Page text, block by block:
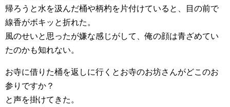
帰ろうと水を汲んだ桶や柄杓を片付けていると、目の前で
線香がボキッと折れた。
風のせいと思ったが嫌な感じがして、俺の顔は青ざめてい
たのかも知れない。
お寺に借りた桶を返しに行くとお寺のお坊さんがどこのお
参りですか？
と声を掛けてきた。